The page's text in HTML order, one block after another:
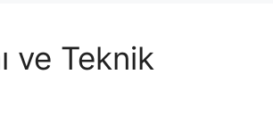
ve Teknik